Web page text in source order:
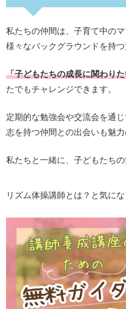
私たちの仲間は、子育て中の
様々なバックグラウンドを持つ
「子どもたちの成長に関わり
たでもチャレンジできます。
定期的な勉強会や交流会を通
志を持つ仲間との出会いも魅力
私たちと一緒に、子どもたち
リズム体操講師とは？と気に